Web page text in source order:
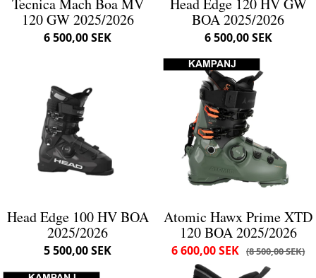
120 GW 2025/2026
6 500,00 SEK
BOA 2025/2026
6 500,00 SEK
Head Edge 100 HV BOA
2025/2026
5 500,00 SEK
Atomic Hawx Prime XTD
120 BOA 2025/2026
8 500,00 SEK
6 600,00 SEK